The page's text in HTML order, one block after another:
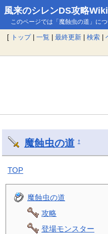
風来のシレンDS攻略Wiki
このページでは「魔蝕虫の道」に
[ トップ| 一覧 | 最終更新 | 検索 |
魔蝕虫の道 †
TOP
魔蝕虫の道
攻略
登場モンスター